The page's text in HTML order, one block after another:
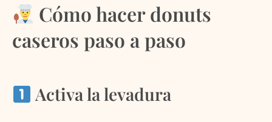
Cómo hacer donuts
caseros paso a paso
Activa la levadura